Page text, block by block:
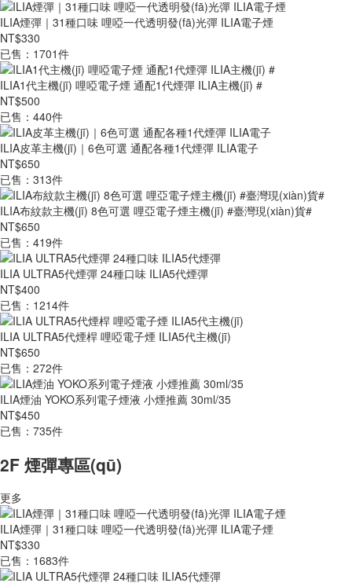
ILIA煙彈｜31種口味 哩啞一代透明發(fā)光彈 ILIA電子煙
NT$330
已售：1701件
ILIA1代主機(jī) 哩啞電子煙 通配1代煙彈 ILIA主機(jī) #
NT$500
已售：440件
ILIA皮革主機(jī)｜6色可選 通配各種1代煙彈 ILIA電子
NT$650
已售：313件
ILIA布紋款主機(jī) 8色可選 哩亞電子煙主機(jī) #臺灣現(xiàn)貨#
NT$650
已售：419件
ILIA ULTRA5代煙彈 24種口味 ILIA5代煙彈
NT$400
已售：1214件
ILIA ULTRA5代煙桿 哩啞電子煙 ILIA5代主機(jī)
NT$650
已售：272件
ILIA煙油 YOKO系列電子煙液 小煙推薦 30ml/35
NT$450
已售：735件
2F 煙彈專區(qū)
更多
ILIA煙彈｜31種口味 哩啞一代透明發(fā)光彈 ILIA電子煙
NT$330
已售：1683件